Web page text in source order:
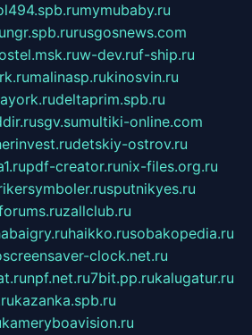
mymubaby.ru
ngr.spb.rurusgosnews.com
w-dev.ruf-ship.ru
malinasp.rukinosvin.ru
deltaprim.spb.ru
sgv.sumultiki-online.com
detskiy-ostrov.ru
pdf-creator.runix-files.org.ru
sputnikyes.ru
zallclub.ru
haikko.rusobakopedia.ru
screensaver-clock.net.ru
npf.net.ru7bit.pp.rukalugatur.ru
kazanka.spb.ru
kameryboavision.ru